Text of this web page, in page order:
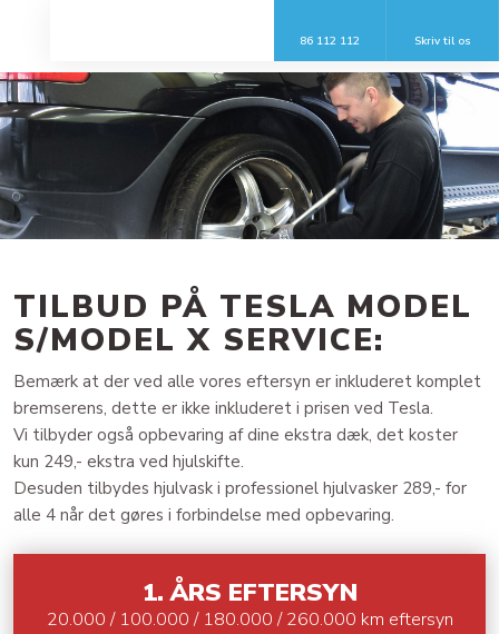
86 112 112 Skriv til os​
​TILBUD PÅ TESLA MODEL
S/MODEL X SERVICE:
​Bemærk at der ved alle vores eftersyn er inkluderet komplet
bremserens, dette er ikke inkluderet i prisen ved Tesla.
Vi tilbyder også opbevaring af dine ekstra dæk, det koster
kun 249,- ekstra ved hjulskifte.​​
Desuden tilbydes hjulvask i professionel hjulvasker 289,- for
alle 4 når det gøres i forbindelse med opbevaring.
​1. ÅRS EFTERSYN
20.000 / 100.000 / 180.000 / 260.000 km eftersyn